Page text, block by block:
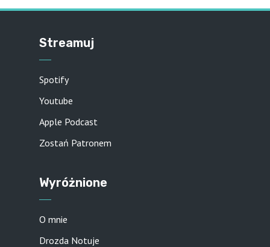
Streamuj
Spotify
Youtube
Apple Podcast
Zostań Patronem
Wyróżnione
O mnie
Drozda Notuje